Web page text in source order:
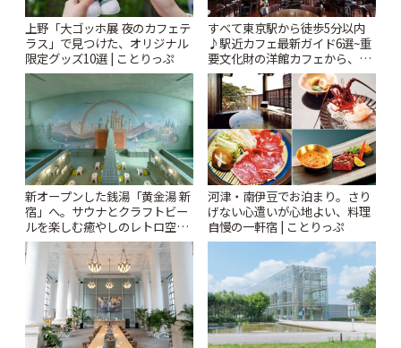
上野「大ゴッホ展 夜のカフェテ
ラス」で見つけた、オリジナル
限定グッズ10選 | ことりっぷ
すべて東京駅から徒歩5分以内
♪駅近カフェ最新ガイド6選~重
要文化財の洋館カフェから、改
札すぐのレトロ喫茶まで~ | こと
りっぷ
新オープンした銭湯「黄金湯 新
宿」へ。サウナとクラフトビー
ルを楽しむ癒やしのレトロ空間
| ことりっぷ
河津・南伊豆でお泊まり。さり
げない心遣いが心地よい、料理
自慢の一軒宿 | ことりっぷ